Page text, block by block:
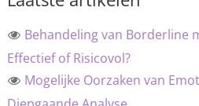
Behandeling van Borderline
Effectief of Risicovol?
Mogelijke Oorzaken van